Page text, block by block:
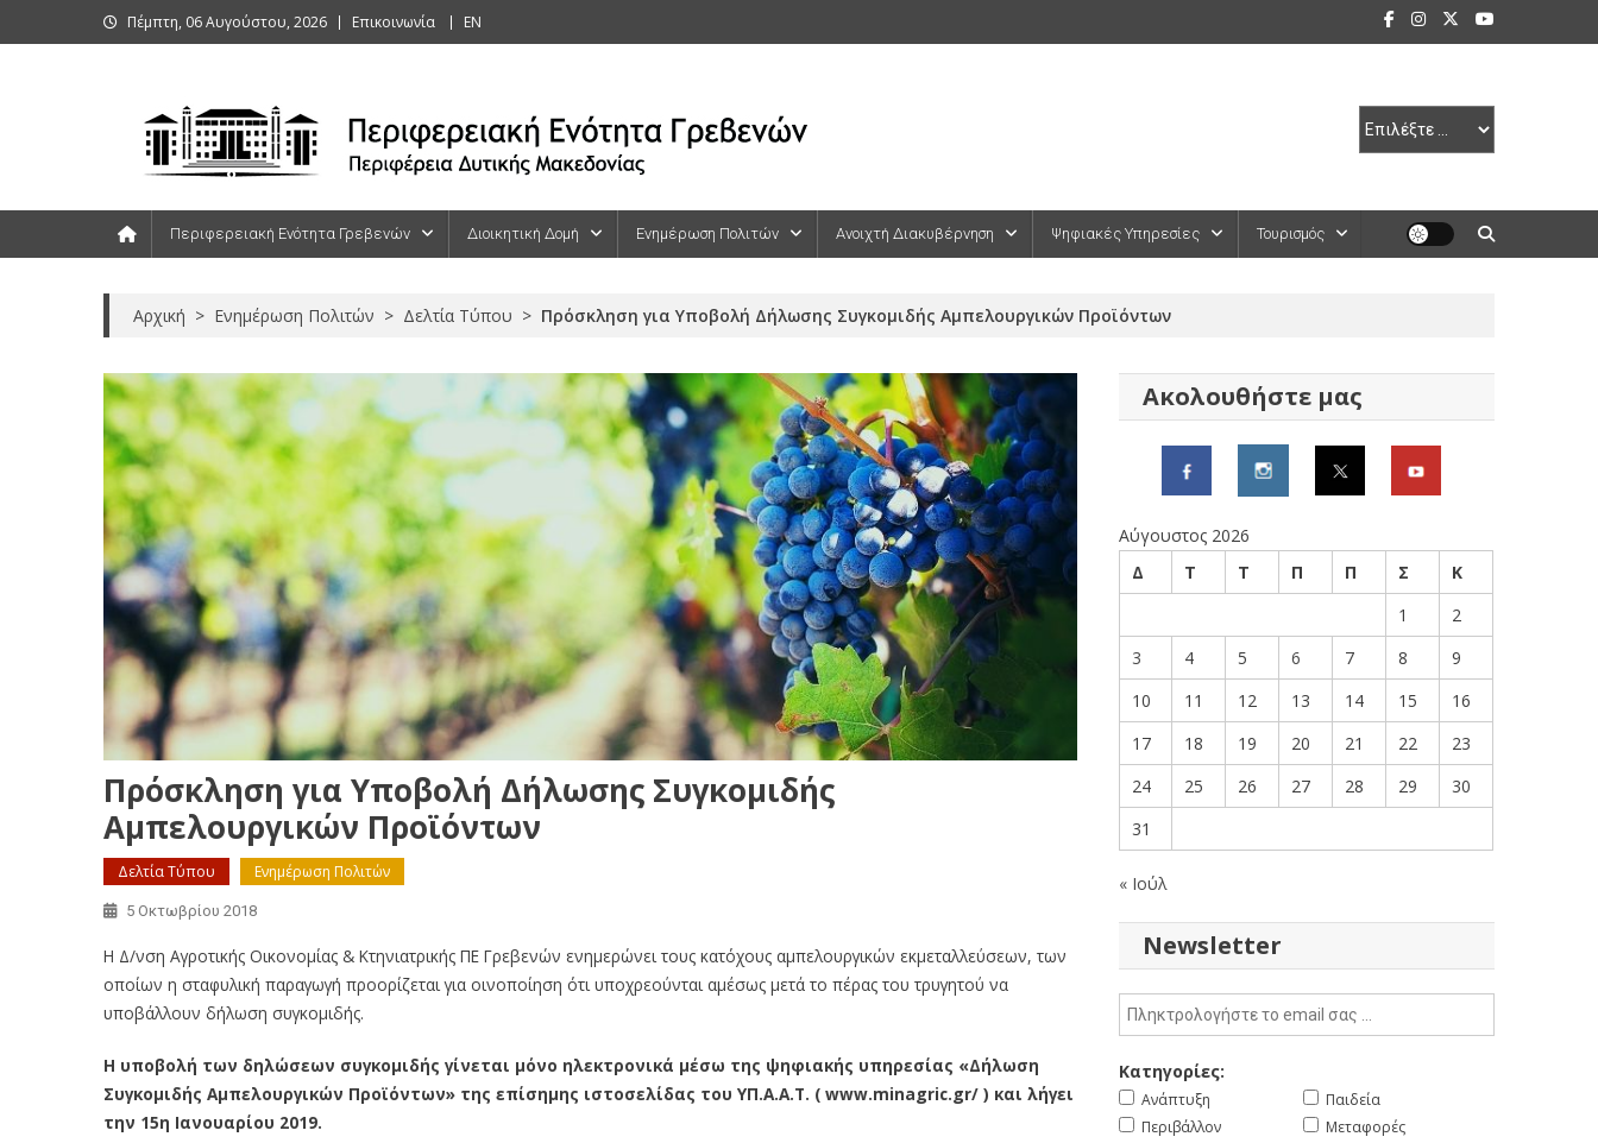
to
Πέμπτη, 06 Αυγούστου, 2026 Επικοινωνία ΕΝ
Περιφερειακή Ενότητα Γρεβενών Διοικητική Δομή Ενημέρωση Πολιτών Ανοιχτή Διακυβέρνηση Ψηφιακές Υπηρεσίες Τουρισμός
Αρχική > Ενημέρωση Πολιτών > Δελτία Τύπου > Πρόσκληση για Υποβολή Δήλωσης Συγκομιδής Αμπελουργικών Προϊόντων
Πρόσκληση για Υποβολή Δήλωσης Συγκομιδής
Αμπελουργικών Προϊόντων
Δελτία Τύπου Ενημέρωση Πολιτών
5 Οκτωβρίου 2018
H Δ/νση Αγροτικής Οικονομίας & Κτηνιατρικής ΠΕ Γρεβενών ενημερώνει τους κατόχους αμπελουργικών εκμεταλλεύσεων, των
οποίων η σταφυλική παραγωγή προορίζεται για οινοποίηση ότι υποχρεούνται αμέσως μετά το πέρας του τρυγητού να
υποβάλλουν δήλωση συγκομιδής.
Η υποβολή των δηλώσεων συγκομιδής γίνεται μόνο ηλεκτρονικά μέσω της ψηφιακής υπηρεσίας «Δήλωση
Συγκομιδής Αμπελουργικών Προϊόντων» της επίσημης ιστοσελίδας του ΥΠ.Α.Α.Τ. ( www.minagric.gr/ ) και λήγει
την 15η Ιανουαρίου 2019.
Ακολουθήστε μας
Αύγουστος 2026
Δ
Τ Τ Π Π Σ
Κ
1
2
3
4 5 6 7 8
9
10
11 12 13 14 15
16
17
18 19 20 21 22
23
24
25 26 27 28 29
30
31
« Ιούλ
Newsletter
Κατηγορίες:
Ανάπτυξη
Περιβάλλον
Παιδεία
Μεταφορές